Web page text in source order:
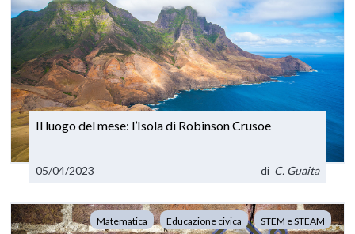
Il luogo del mese: l’Isola di Robinson Crusoe
05/04/2023 di C. Guaita
Matematica Educazione civica STEM e STEAM